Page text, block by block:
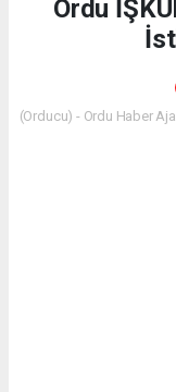
Ordu
(Orducu) - Ordu Haber